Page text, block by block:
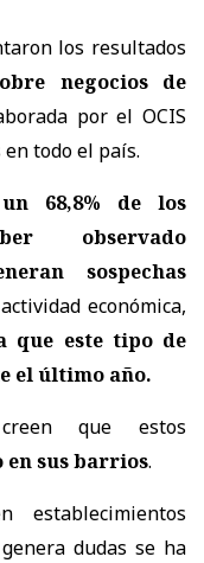
los resultados
negocios de
por el OCIS
todo el país.
un 68,8% de los
observado
sospechas
económica,
que este tipo de
el último año.
que estos
en sus barrios.
dudas se ha